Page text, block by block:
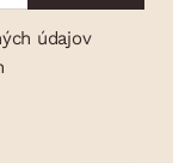
údajov